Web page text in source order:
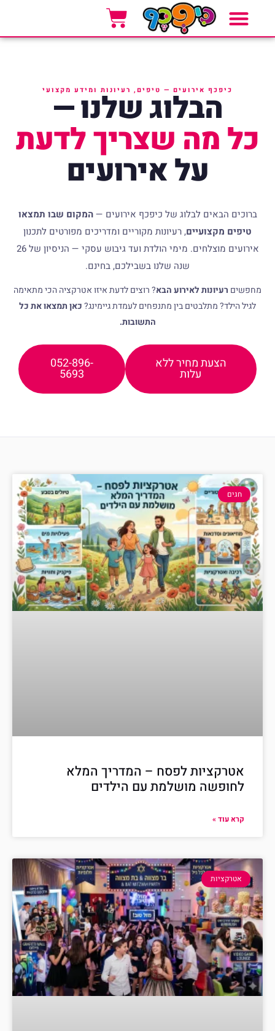
כיפכף אירועים — טיפים, רעיונות ומידע מקצועי
הבלוג שלנו —
כל מה שצריך לדעת
על אירועים
ברוכים הבאים לבלוג של כיפכף אירועים —המקום שבו תמצאו
טיפים מקצועיים, רעיונות מקוריים ומדריכים מפורטים לתכנון
אירועים מוצלחים. מימי הולדת ועד גיבוש עסקי — הניסיון של 26
שנה שלנו בשבילכם, בחינם.
מחפשים רעיונות לאירוע הבא? רוצים לדעת איזו אטרקציה הכי מתאימה
לגיל הילד? מתלבטים בין מתנפחים לעמדת גיימינג?כאן תמצאו את כל
התשובות.
הצעת מחיר ללא
עלות
052-896-
5693
חגים
אטרקציות לפסח – המדריך המלא
לחופשה מושלמת עם הילדים
קרא עוד »
אטרקציות